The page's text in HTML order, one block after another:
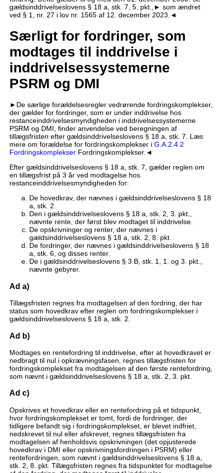
gældsinddrivelseslovens § 18 a, stk. 7, 5. pkt.,► som ændret
ved § 1, nr. 27 i lov nr. 1565 af 12. december 2023.◄
Særligt for fordringer, som
modtages til inddrivelse i
inddrivelsessystemerne
PSRM og DMI
►De særlige forældelsesregler vedrørende fordringskomplekser,
der gælder for fordringer, som er under inddrivelse hos
restanceinddrivelsesmyndigheden i inddrivelsessystemerne
PSRM og DMI, finder anvendelse ved beregningen af
tillægsfristen efter gældsinddrivelseslovens § 18 a, stk. 7. Læs
mere om forældelse for fordringskomplekser i G.A.2.4.2
FordringskomplekserFordringskomplekser.◄
Efter gældsinddrivelseslovens § 18 a, stk. 7, gælder reglen om
en tillægsfrist på 3 år ved modtagelse hos
restanceinddrivelsesmyndigheden for:
De hovedkrav, der nævnes i gældsinddrivelseslovens § 18
a, stk. 2.
Den i gældsinddrivelseslovens § 18 a, stk. 2, 3. pkt.,
nævnte rente, der først blev modtaget til inddrivelse.
De opskrivninger og renter, der nævnes i
gældsinddrivelseslovens § 18 a, stk. 2, 8. pkt.
De fordringer, der nævnes i gældsinddrivelseslovens § 18
a, stk. 6, og disses renter.
De i gældsinddrivelseslovens § 3 B, stk. 1, 1. og 3. pkt.,
nævnte gebyrer.
Ad a)
Tillægsfristen regnes fra modtagelsen af den fordring, der har
status som hovedkrav efter reglen om fordringskomplekser i
gældsinddrivelseslovens § 18 a, stk. 2.
Ad b)
Modtages en rentefordring til inddrivelse, efter at hovedkravet er
nedbragt til nul i opkrævningsfasen, regnes tillægsfristen for
fordringskomplekset fra modtagelsen af den første rentefordring,
som nævnt i gældsinddrivelseslovens § 18 a, stk. 2, 3. pkt.
Ad c)
Opskrives et hovedkrav eller en rentefordring på et tidspunkt,
hvor fordringskomplekset er tomt, fordi de fordringer, der
tidligere befandt sig i fordringskomplekset, er blevet indfriet,
nedskrevet til nul eller afskrevet, regnes tillægsfristen fra
modtagelsen af henholdsvis opskrivningen (det opjusterede
hovedkrav i DMI eller opskrivningsfordringen i PSRM) eller
rentefordringen, som nævnt i gældsinddrivelseslovens § 18 a,
stk. 2, 8. pkt. Tillægsfristen regnes fra tidspunktet for modtagelse